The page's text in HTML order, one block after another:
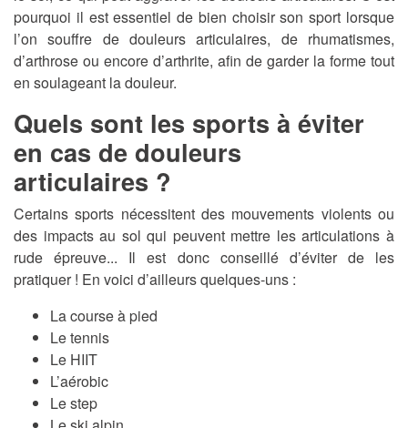
pourquoi il est essentiel de bien choisir son sport lorsque
l’on souffre de douleurs articulaires, de rhumatismes,
d’arthrose ou encore d’arthrite, afin de garder la forme tout
en soulageant la douleur.
Quels sont les sports à éviter
en cas de douleurs
articulaires ?
Certains sports nécessitent des mouvements violents ou
des impacts au sol qui peuvent mettre les articulations à
rude épreuve... Il est donc conseillé d’éviter de les
pratiquer ! En voici d’ailleurs quelques-uns :
La course à pied
Le tennis
Le HIIT
L’aérobic
Le step